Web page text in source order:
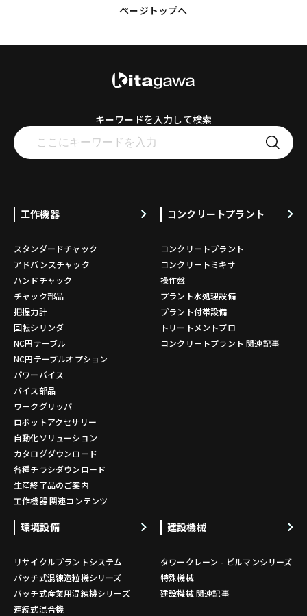
ページトップへ
キーワードを入力して検索
工作機器
スタンダードチャック
アドバンスチャック
ハンドチャック
チャック部品
把握力計
回転シリンダ
NC円テーブル
NC円テーブルオプション
パワーバイス
バイス部品
ワークグリッパ
ロボットアクセサリー
自動化ソリューション
カタログダウンロード
各種チラシダウンロード
生産終了品のご案内
工作機器 関連コンテンツ
コンクリートプラント
コンクリートプラント
コンクリートミキサ
操作盤
プラント水処理設備
プラント付帯設備
トリートメントプロ
コンクリートプラント 関連記事
環境設備
リサイクルプラントシステム
バッチ式混練造粒機シリーズ
バッチ式産業用混練機シリーズ
連続式混合機
建設機械
タワークレーン - ビルマンシリーズ
特殊機械
建設機械 関連記事